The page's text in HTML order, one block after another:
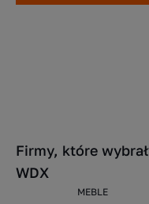
Firmy, które
WDX
MEBLE